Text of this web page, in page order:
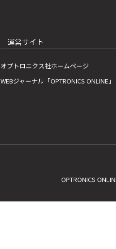
運営サイト
オプトロニクス社ホームページ
WEBジャーナル「OPTRONICS ONLINE」
OPTRONICS